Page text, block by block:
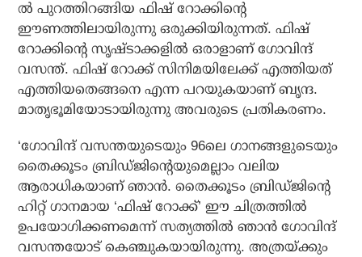
ല്‍ പുറത്തിറങ്ങിയ ഫിഷ് റോക്കിന്റെ
ഈണത്തിലായിരുന്നു ഒരുക്കിയിരുന്നത്. ഫിഷ്
റോക്കിന്റെ സൃഷ്ടാക്കളില്‍ ഒരാളാണ് ഗോവിന്ദ്
വസന്ത്. ഫിഷ് റോക്ക് സിനിമയിലേക്ക് എത്തിയത്
എത്തിയതെങ്ങനെ എന്ന പറയുകയാണ് ബൃന്ദ.
മാതൃഭൂമിയോടായിരുന്നു അവരുടെ പ്രതികരണം.
‘ഗോവിന്ദ് വസന്തയുടെയും 96ലെ ഗാനങ്ങളുടെയും
തൈക്കൂടം ബ്രിഡ്ജിന്റെയുമെല്ലാം വലിയ
ആരാധികയാണ് ഞാന്‍. തൈക്കൂടം ബ്രിഡ്ജിന്റെ
ഹിറ്റ് ഗാനമായ ‘ഫിഷ് റോക്ക്’ ഈ ചിത്രത്തില്‍
ഉപയോഗിക്കണമെന്ന് സത്യത്തില്‍ ഞാന്‍ ഗോവിന്ദ്
വസന്തയോട് കെഞ്ചുകയായിരുന്നു. അത്രയ്ക്കും